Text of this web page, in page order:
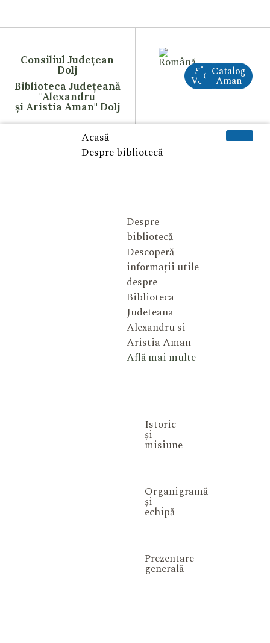
Consiliul Județean
Dolj
Biblioteca Județeană
"Alexandru
și Aristia Aman" Dolj
Site
VechiCreAI
Catalog
Aman
Acasă
Despre bibliotecă
Despre
bibliotecă
Descoperă
informații utile
despre
Biblioteca
Judeteana
Alexandru si
Aristia Aman
Află mai multe
Istoric
și
misiune
Organigramă
și
echipă
Prezentare
generală